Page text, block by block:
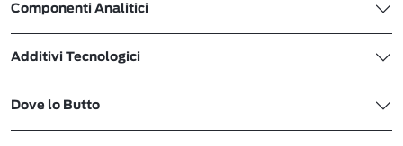
Componenti Analitici
Additivi Tecnologici
Dove lo Butto